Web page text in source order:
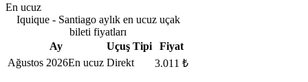
En ucuz
Iquique - Santiago aylık en ucuz uçak
bileti fiyatları
Ay
Uçuş Tipi
Fiyat
Ağustos 2026En ucuz Direkt 3.011 ₺